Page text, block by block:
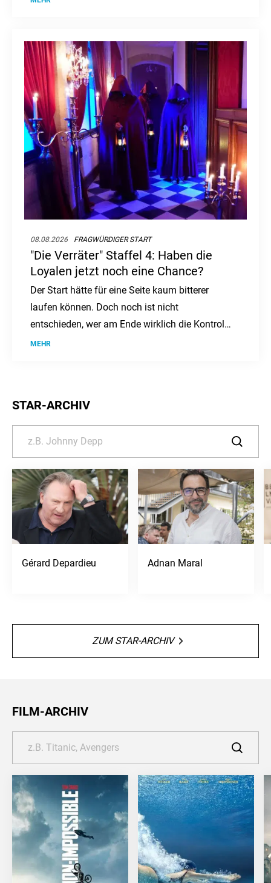
08.08.2026 FRAGWÜRDIGER START
"Die Verräter" Staffel 4: Haben die
Loyalen jetzt noch eine Chance?
Der Start hätte für eine Seite kaum bitterer
laufen können. Doch noch ist nicht
entschieden, wer am Ende wirklich die Kontrolle
behält.
MEHR
STAR-ARCHIV
Gérard Depardieu Adnan Maral
ZUM STAR-ARCHIV
FILM-ARCHIV